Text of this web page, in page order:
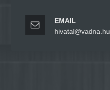
EMAIL
hivatal@vadna.hu